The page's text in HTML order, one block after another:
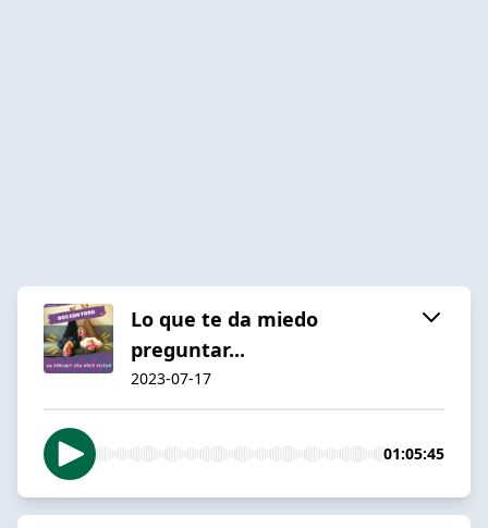
Lo que te da miedo
preguntar...
2023-07-17
01:05:45